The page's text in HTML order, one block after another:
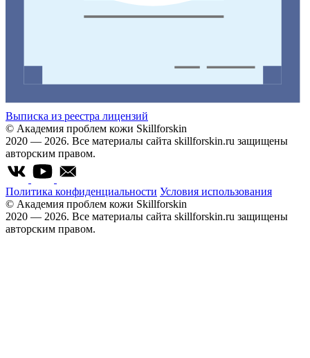
Выписка из реестра лицензий
© Академия проблем кожи Skillforskin
2020 — 2026. Все материалы сайта skillforskin.ru защищены
авторским правом.
Политика конфиденциальности Условия использования
© Академия проблем кожи Skillforskin
2020 — 2026. Все материалы сайта skillforskin.ru защищены
авторским правом.